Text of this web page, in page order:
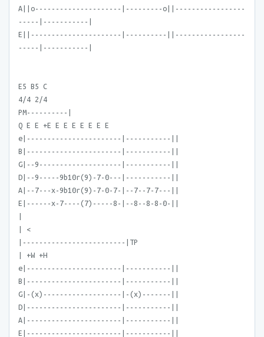
A||o---------------------|---------o||-----------------
-----|-----------|
E||----------------------|----------||-----------------
-----|-----------|
E5 B5 C
4/4 2/4
PM----------|
Q E E +E E E E E E E E
e|-----------------------|-----------||
B|-----------------------|-----------||
G|--9--------------------|-----------||
D|--9-----9b10r(9)-7-0---|-----------||
A|--7---x-9b10r(9)-7-0-7-|--7--7-7---||
E|------x-7----(7)-----8-|--8--8-8-0-||
| <
|-------------------------|TP
| +W +H
e|-----------------------|-----------||
B|-----------------------|-----------||
G|-(x)-------------------|-(x)-------||
D|-----------------------|-----------||
A|-----------------------|-----------||
E|-----------------------|-----------||